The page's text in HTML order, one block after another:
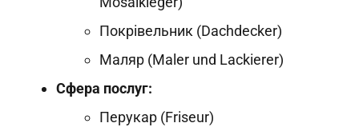
Покрівельник (Dachdecker)
Маляр (Maler und Lackierer)
Сфера послуг:
Перукар (Friseur)